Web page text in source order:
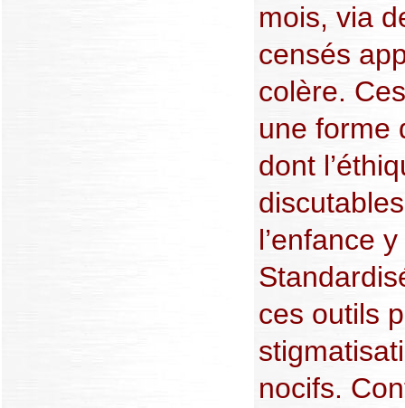
mois, via
censés
colère.
une forme
dont
l’enfance
ces outils
nocifs.